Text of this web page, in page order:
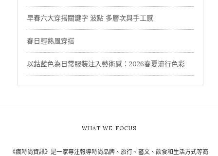
早春六大穿搭關鍵字 波點 多層次與手工感
春日輕熟風穿搭
以鈷藍色為日常服裝注入藝術感：2026春夏流行色彩
WHAT WE FOCUS
《瘋時尚資訊》是一家專注報導時尚品牌、旅行、藝文、飲食和生活方式等商